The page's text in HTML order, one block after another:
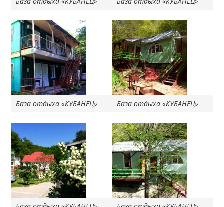
База отдыха «КУБАНЕЦ» База отдыха «КУБАНЕЦ»